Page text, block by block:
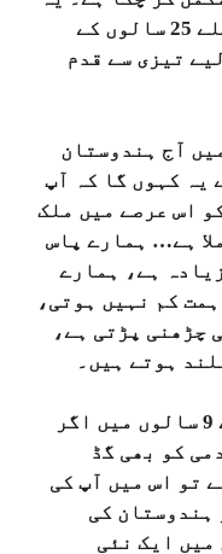
وہ وقت ہے جب ملک نے اگلے 25 سالوں کے
تیزی سے قدم
آج ہندوستان
یہ کہوں گا کہ آپ
اس عرصے میں ملک
ہے… ہمارے پاس
ہے، ہمارے
کم نہیں ہوتی،
چڑھنی پڑتی ہے،
ہوتے ہیں۔
انہوں نے کہا کہ پچھلے 9 سالوں میں اگر
کو بھی گڈ
تو اس میں آپ کی
ہندوستان کی
9 سالوں میں ایک نئی